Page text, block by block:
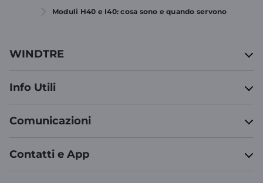
Moduli H40 e I40: cosa sono e quando servono
WINDTRE
Info Utili
Comunicazioni
Contatti e App